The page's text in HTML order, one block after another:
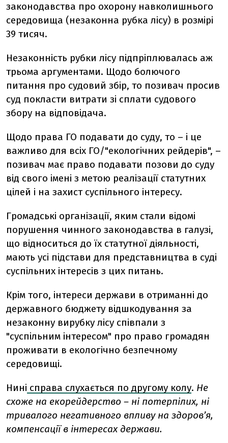
законодавства про охорону навколишнього
середовища (незаконна рубка лісу) в розмірі
39 тисяч.
Незаконність рубки лісу підпріплювалась аж
трьома аргументами. Щодо болючого
питання про судовий збір, то позивач просив
суд покласти витрати зі сплати судового
збору на відповідача.
Щодо права ГО подавати до суду, то – і це
важливо для всіх ГО/"екологічних рейдерів", –
позивач має право подавати позови до суду
від свого імені з метою реалізації статутних
цілей і на захист суспільного інтересу.
Громадські організації, яким стали відомі
порушення чинного законодавства в галузі,
що відноситься до їх статутної діяльності,
мають усі підстави для представництва в суді
суспільних інтересів з цих питань.
Крім того, інтереси держави в отриманні до
державного бюджету відшкодування за
незаконну вирубку лісу співпали з
"суспільним інтересом" про право громадян
проживати в екологічно безпечному
середовищі.
Нині справа слухається по другому колу. Не
схоже на екорейдерство – ні потерпілих, ні
тривалого негативного впливу на здоров’я,
компенсації в інтересах держави.